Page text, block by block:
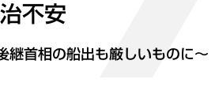
不安
継首相の船出も厳しいものに～